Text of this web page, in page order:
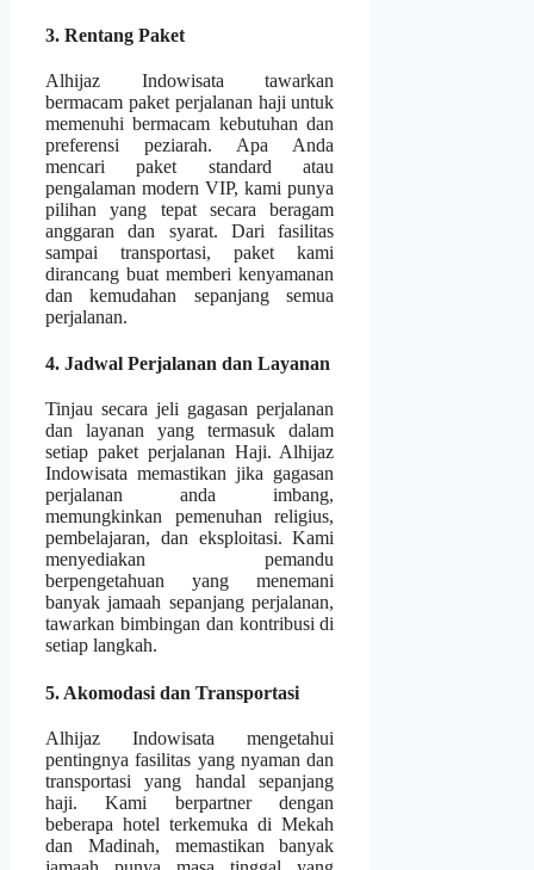
3. Rentang Paket
Alhijaz Indowisata tawarkan
bermacam paket perjalanan haji untuk
memenuhi bermacam kebutuhan dan
preferensi peziarah. Apa Anda
mencari paket standard atau
pengalaman modern VIP, kami punya
pilihan yang tepat secara beragam
anggaran dan syarat. Dari fasilitas
sampai transportasi, paket kami
dirancang buat memberi kenyamanan
dan kemudahan sepanjang semua
perjalanan.
4. Jadwal Perjalanan dan Layanan
Tinjau secara jeli gagasan perjalanan
dan layanan yang termasuk dalam
setiap paket perjalanan Haji. Alhijaz
Indowisata memastikan jika gagasan
perjalanan anda imbang,
memungkinkan pemenuhan religius,
pembelajaran, dan eksploitasi. Kami
menyediakan pemandu
berpengetahuan yang menemani
banyak jamaah sepanjang perjalanan,
tawarkan bimbingan dan kontribusi di
setiap langkah.
5. Akomodasi dan Transportasi
Alhijaz Indowisata mengetahui
pentingnya fasilitas yang nyaman dan
transportasi yang handal sepanjang
haji. Kami berpartner dengan
beberapa hotel terkemuka di Mekah
dan Madinah, memastikan banyak